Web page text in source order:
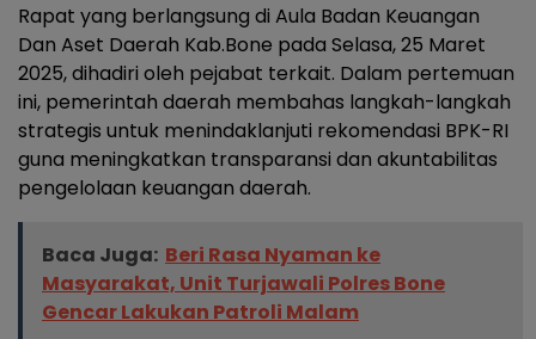
Rapat yang berlangsung di Aula Badan Keuangan
Dan Aset Daerah Kab.Bone pada Selasa, 25 Maret
2025, dihadiri oleh pejabat terkait. Dalam pertemuan
ini, pemerintah daerah membahas langkah-langkah
strategis untuk menindaklanjuti rekomendasi BPK-RI
guna meningkatkan transparansi dan akuntabilitas
pengelolaan keuangan daerah.
Baca Juga: Beri Rasa Nyaman ke
Masyarakat, Unit Turjawali Polres Bone
Gencar Lakukan Patroli Malam